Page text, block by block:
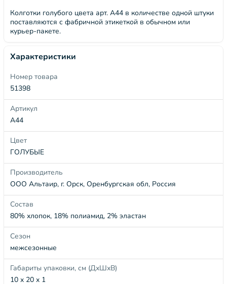
Колготки голубого цвета арт. А44 в количестве одной штуки
поставляются с фабричной этикеткой в обычном или
курьер-пакете.
Характеристики
Номер товара
51398
Артикул
А44
Цвет
ГОЛУБЫЕ
Производитель
ООО Альтаир, г. Орск, Оренбургская обл, Россия
Состав
80% хлопок, 18% полиамид, 2% эластан
Сезон
межсезонные
Габариты упаковки, см (ДхШхВ)
10 x 20 x 1